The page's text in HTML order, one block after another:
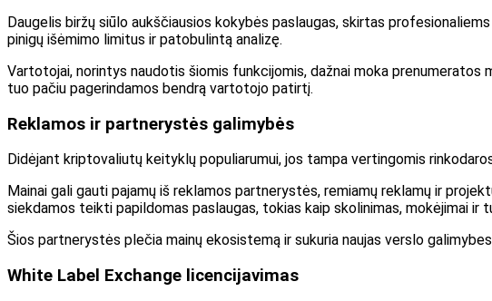
Daugelis biržų siūlo aukščiausios kokybės paslaugas, skirtas
pinigų išėmimo limitus ir patobulintą analizę.
Vartotojai, norintys naudotis šiomis funkcijomis, dažnai moka
tuo pačiu pagerindamos bendrą vartotojo patirtį.
Reklamos ir partnerystės galimybės
Didėjant kriptovaliutų keityklų populiarumui, jos tampa vertingomis
Mainai gali gauti pajamų iš reklamos partnerystės, remiamų reklamų ir
siekdamos teikti papildomas paslaugas, tokias kaip skolinimas, mokėjimai ir
Šios partnerystės plečia mainų ekosistemą ir sukuria naujas verslo
White Label Exchange licencijavimas